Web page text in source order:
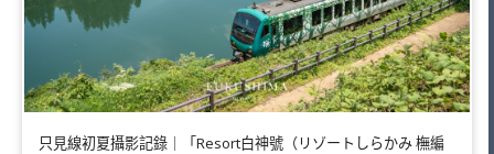
只見線初夏攝影記錄｜「Resort白神號（リゾートしらかみ 橅編